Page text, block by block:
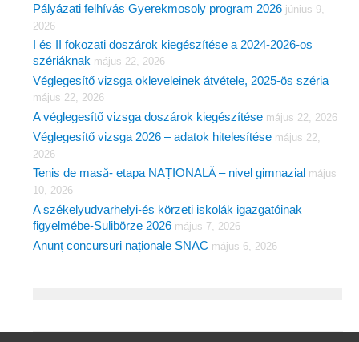
Pályázati felhívás Gyerekmosoly program 2026 június 9,
2026
I és II fokozati doszárok kiegészítése a 2024-2026-os
szériáknak május 22, 2026
Véglegesítő vizsga okleveleinek átvétele, 2025-ös széria
május 22, 2026
A véglegesítő vizsga doszárok kiegészítése május 22, 2026
Véglegesítő vizsga 2026 – adatok hitelesítése május 22,
2026
Tenis de masă- etapa NAȚIONALĂ – nivel gimnazial május
10, 2026
A székelyudvarhelyi-és körzeti iskolák igazgatóinak
figyelmébe-Sulibörze 2026 május 7, 2026
Anunț concursuri naționale SNAC május 6, 2026